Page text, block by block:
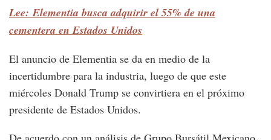
Lee: Elementia busca adquirir el 55% de una
cementera en Estados Unidos
El anuncio de Elementia se da en medio de la
incertidumbre para la industria, luego de que este
miércoles Donald Trump se convirtiera en el próximo
presidente de Estados Unidos.